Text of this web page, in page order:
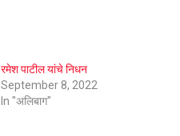
रमेश पाटील यांचे निधन
September 8, 2022
In "अलिबाग"